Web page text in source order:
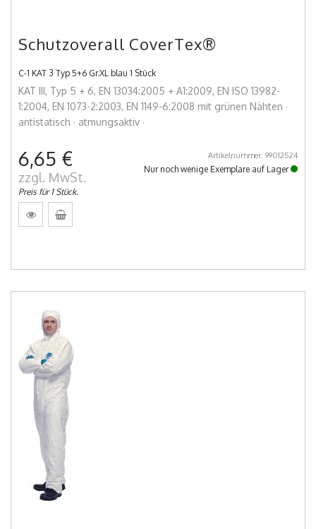
Schutzoverall CoverTex®
C-1 KAT 3 Typ 5+6 Gr.XL blau 1 Stück
KAT III, Typ 5 + 6, EN 13034:2005 + A1:2009, EN ISO 13982-
1:2004, EN 1073-2:2003, EN 1149-6:2008 mit grünen Nähten ·
antistatisch · atmungsaktiv ·
6,65 €
zzgl. MwSt.
Preis für 1 Stück.
Artikelnummer: 99012524
Nur noch wenige Exemplare auf Lager